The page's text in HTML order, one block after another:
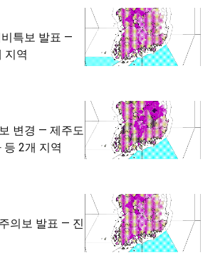
특보 발표 —
지역
변경 — 제주도
등 2개 지역
의보 발표 — 진